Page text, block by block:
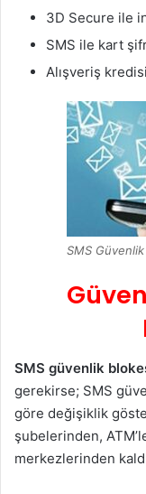
3D Secure ile
SMS ile kart
Alışveriş
SMS Güvenlik
SMS güvenlik
gerekirse; SMS
göre değişiklik
şubelerinden,
merkezlerinden